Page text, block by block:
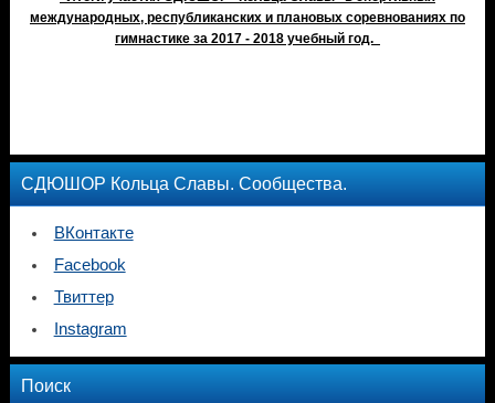
международных, республиканских и плановых соревнованиях по
гимнастике за 2017 - 2018 учебный год.
СДЮШОР Кольца Славы. Сообщества.
ВКонтакте
Facebook
Твиттер
Instagram
Поиск